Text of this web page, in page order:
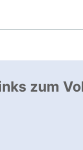
zum
öffnet neues